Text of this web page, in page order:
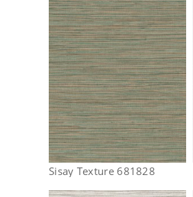
Sisay Texture 681828